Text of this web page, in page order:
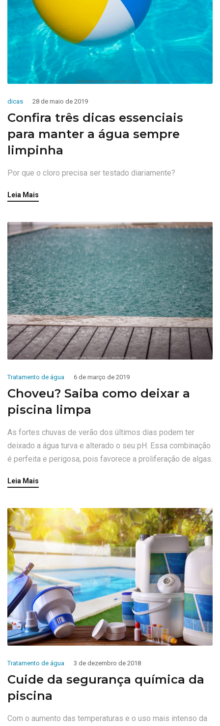
dicas 28 de maio de 2019
Confira três dicas essenciais
para manter a água sempre
limpinha
Por que o cloro precisa ser testado diariamente?
Leia Mais
Tratamento de água 6 de março de 2019
Choveu? Saiba como deixar a
piscina limpa
As fortes chuvas de verão dos últimos dias podem ter
deixado a água turva e alterado o seu pH. Essa combinação
é perfeita e perigosa, pois favorece a proliferação de algas.
Leia Mais
Tratamento de água 3 de dezembro de 2018
Cuide da segurança química da
piscina
Com o aumento das temperaturas e o uso mais intenso da